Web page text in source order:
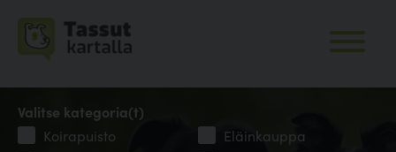
Valitse kategoria(t)
Koirapuisto
Eläinkauppa